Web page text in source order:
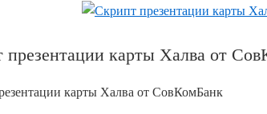
презентации карты Халва от
карты Халва от СовКомБанк